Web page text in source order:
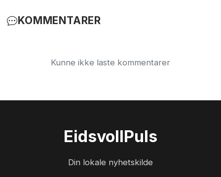
KOMMENTARER
Kunne ikke laste kommentarer
EidsvollPuls
Din lokale nyhetskilde